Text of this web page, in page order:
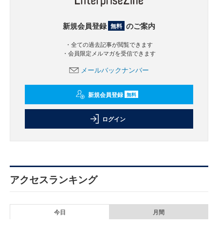
新規会員登録 無料 のご案内
・全ての過去記事が閲覧できます
・会員限定メルマガを受信できます
メールバックナンバー
新規会員登録 無料
ログイン
アクセスランキング
今日 月間